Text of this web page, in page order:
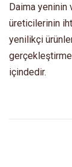
Daima yeninin
üreticilerinin
yenilikçi
içindedir.